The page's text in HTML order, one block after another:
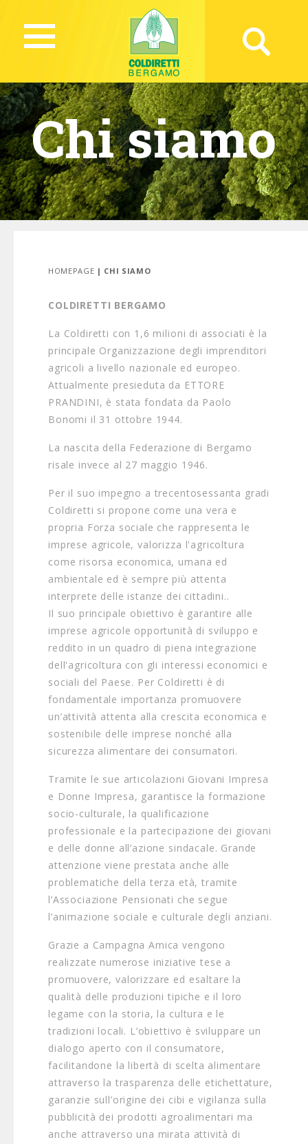
Chi siamo
HOMEPAGE | CHI SIAMO
COLDIRETTI BERGAMO
La Coldiretti con 1,6 milioni di associati è la
principale Organizzazione degli imprenditori
agricoli a livello nazionale ed europeo.
Attualmente presieduta da ETTORE
PRANDINI, è stata fondata da Paolo
Bonomi il 31 ottobre 1944.
La nascita della Federazione di Bergamo
risale invece al 27 maggio 1946.
Per il suo impegno a trecentosessanta gradi
Coldiretti si propone come una vera e
propria Forza sociale che rappresenta le
imprese agricole, valorizza l'agricoltura
come risorsa economica, umana ed
ambientale ed è sempre più attenta
interprete delle istanze dei cittadini..
Il suo principale obiettivo è garantire alle
imprese agricole opportunità di sviluppo e
reddito in un quadro di piena integrazione
dell'agricoltura con gli interessi economici e
sociali del Paese. Per Coldiretti è di
fondamentale importanza promuovere
un’attività attenta alla crescita economica e
sostenibile delle imprese nonché alla
sicurezza alimentare dei consumatori.
Tramite le sue articolazioni Giovani Impresa
e Donne Impresa, garantisce la formazione
socio-culturale, la qualificazione
professionale e la partecipazione dei giovani
e delle donne all’azione sindacale. Grande
attenzione viene prestata anche alle
problematiche della terza età, tramite
l’Associazione Pensionati che segue
l’animazione sociale e culturale degli anziani.
Grazie a Campagna Amica vengono
realizzate numerose iniziative tese a
promuovere, valorizzare ed esaltare la
qualità delle produzioni tipiche e il loro
legame con la storia, la cultura e le
tradizioni locali. L’obiettivo è sviluppare un
dialogo aperto con il consumatore,
facilitandone la libertà di scelta alimentare
attraverso la trasparenza delle etichettature,
garanzie sull’origine dei cibi e vigilanza sulla
pubblicità dei prodotti agroalimentari ma
anche attraverso una mirata attività di